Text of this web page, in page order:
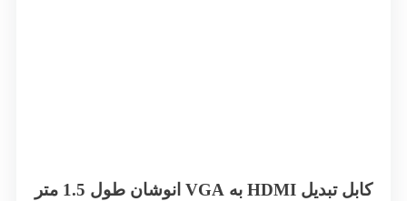
کابل تبدیل HDMI به VGA انوشان طول 1.5 متر